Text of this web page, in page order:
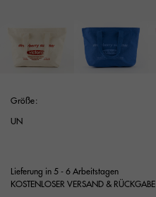
Größe:
UN
Lieferung in 5 - 6 Arbeitstagen
KOSTENLOSER VERSAND & RÜCKGABE